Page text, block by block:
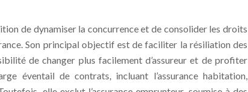
de dynamiser la concurrence et de consolider les droits
Son principal objectif est de faciliter la résiliation des
de changer plus facilement d’assureur et de profiter
éventail de contrats, incluant l’assurance habitation,